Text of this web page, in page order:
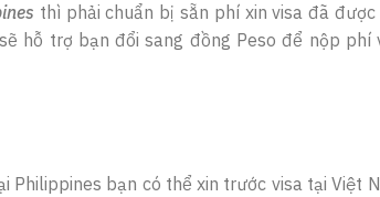
thì phải chuẩn bị sẵn phí xin visa đã
hỗ trợ bạn đổi sang đồng Peso để nộp
Philippines bạn có thể xin trước visa tại Việt